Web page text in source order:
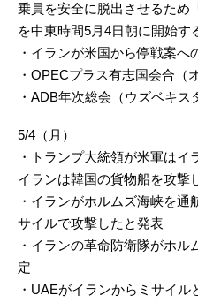
乗員を安全に脱出させるため
を中東時間5月4日朝に開始す
・イランが米国から停戦案
・OPECプラス有志国会合（
・ADB年次総会（ウズベキス
5/4（月）
・トランプ大統領が米軍はイ
イランは韓国の貨物船を攻撃
・イランがホルムズ海峡を通
サイルで攻撃したと発表
・イランの革命防衛隊がホ
定
・UAEがイランからミサイ